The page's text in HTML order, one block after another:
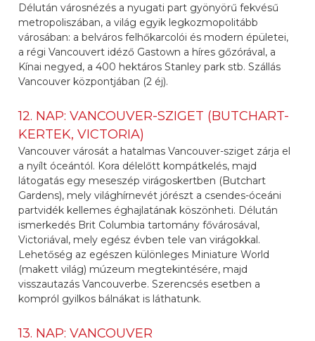
Délután városnézés a nyugati part gyönyörű fekvésű
metropoliszában, a világ egyik legkozmopolitább
városában: a belváros felhőkarcolói és modern épületei,
a régi Vancouvert idéző Gastown a híres gőzórával, a
Kínai negyed, a 400 hektáros Stanley park stb. Szállás
Vancouver központjában (2 éj).
12. NAP: VANCOUVER-SZIGET (BUTCHART-
KERTEK, VICTORIA)
Vancouver városát a hatalmas Vancouver-sziget zárja el
a nyílt óceántól. Kora délelőtt kompátkelés, majd
látogatás egy meseszép virágoskertben (Butchart
Gardens), mely világhírnevét jórészt a csendes-óceáni
partvidék kellemes éghajlatának köszönheti. Délután
ismerkedés Brit Columbia tartomány fővárosával,
Victoriával, mely egész évben tele van virágokkal.
Lehetőség az egészen különleges Miniature World
(makett világ) múzeum megtekintésére, majd
visszautazás Vancouverbe. Szerencsés esetben a
kompról gyilkos bálnákat is láthatunk.
13. NAP: VANCOUVER